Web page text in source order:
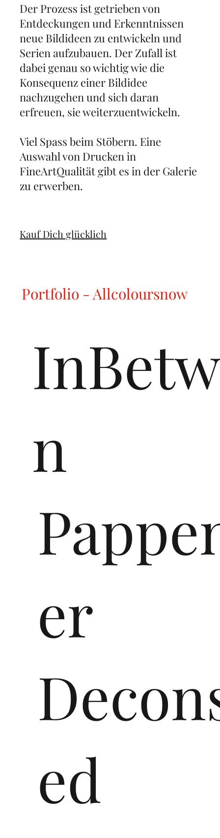
Der Prozess ist getrieben von
Entdeckungen und Erkenntnissen
neue Bildideen zu entwickeln und
Serien aufzubauen. Der Zufall ist
dabei genau so wichtig wie die
Konsequenz einer Bildidee
nachzugehen und sich daran
erfreuen, sie weiterzuentwickeln.
Viel Spass beim Stöbern. Eine
Auswahl von Drucken in
FineArtQualität gibt es in der Galerie
zu erwerben.
Kauf Dich glücklich
Portfolio - Allcoloursnow
n
er
ed